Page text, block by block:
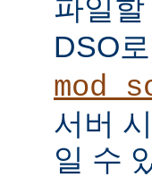
파일
DSO
서버
일 수